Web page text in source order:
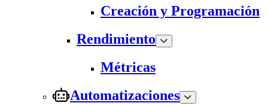
Creación y Programación
Rendimiento
Métricas
Automatizaciones